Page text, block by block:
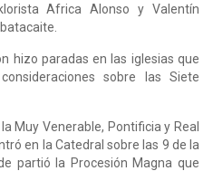
Africa Alonso y Valentín
hizo paradas en las iglesias que
sobre las Siete
Muy Venerable, Pontificia y Real
en la Catedral sobre las 9 de la
partió la Procesión Magna que